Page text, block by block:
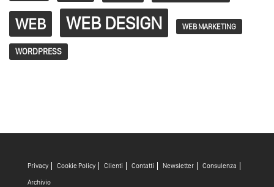
WEB WEB DESIGN WEB MARKETING
WORDPRESS
Privacy Cookie Policy Clienti Contatti Newsletter Consulenza
Archivio